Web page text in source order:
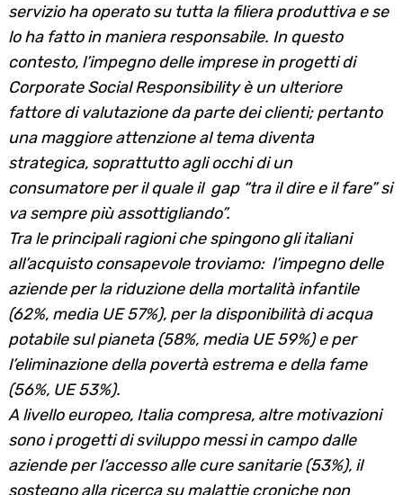
servizio ha operato su tutta la filiera produttiva e se
lo ha fatto in maniera responsabile. In questo
contesto, l’impegno delle imprese in progetti di
Corporate Social Responsibility è un ulteriore
fattore di valutazione da parte dei clienti; pertanto
una maggiore attenzione al tema diventa
strategica, soprattutto agli occhi di un
consumatore per il quale il gap “tra il dire e il fare” si
va sempre più assottigliando”.
Tra le principali ragioni che spingono gli italiani
all’acquisto consapevole troviamo: l’impegno delle
aziende per la riduzione della mortalità infantile
(62%, media UE 57%), per la disponibilità di acqua
potabile sul pianeta (58%, media UE 59%) e per
l’eliminazione della povertà estrema e della fame
(56%, UE 53%).
A livello europeo, Italia compresa, altre motivazioni
sono i progetti di sviluppo messi in campo dalle
aziende per l’accesso alle cure sanitarie (53%), il
sostegno alla ricerca su malattie croniche non